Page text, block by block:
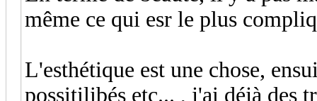
même ce qui esr le plus
L'esthétique est une chose,
possitilibés etc... , j'ai déjà des